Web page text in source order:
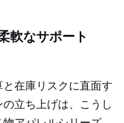
軟なサポート
在庫リスクに直面す
立ち上げは、こうし